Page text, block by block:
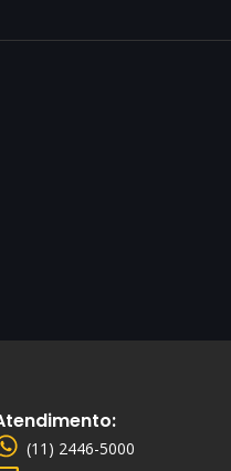
(11) 2446-5000